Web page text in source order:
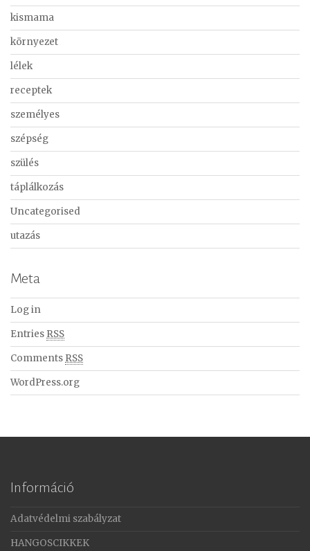
kismama
környezet
lélek
receptek
személyes
szépség
szülés
táplálkozás
Uncategorised
utazás
Meta
Log in
Entries RSS
Comments RSS
WordPress.org
Információ
Adatvédelmi szabályzat
HANGOSCIKKEK